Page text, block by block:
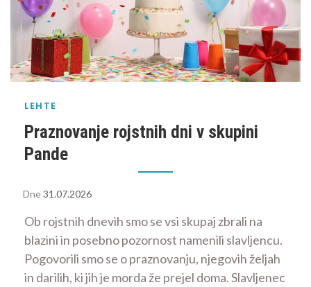
LEHTE
Praznovanje rojstnih dni v skupini
Pande
Dne31.07.2026
Ob rojstnih dnevih smo se vsi skupaj zbrali na
blazini in posebno pozornost namenili slavljencu.
Pogovorili smo se o praznovanju, njegovih željah
in darilih, ki jih je morda že prejel doma. Slavljenec